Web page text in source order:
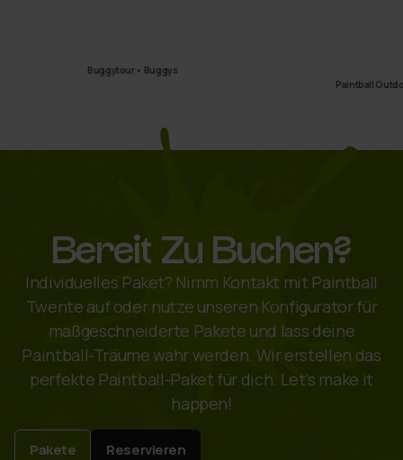
Buggytour • Buggys
Paintball
Bereit Zu Buchen?
Individuelles Paket? Nimm Kontakt mit Paintball
Twente auf oder nutze unseren Konfigurator für
maßgeschneiderte Pakete und lass deine
Paintball-Träume wahr werden. Wir erstellen das
perfekte Paintball-Paket für dich. Let’s make it
happen!
Pakete Reservieren